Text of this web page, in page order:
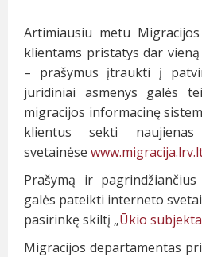
Artimiausiu metu
klientams pristatys dar
– prašymus įtraukti į
juridiniai asmenys galės
migracijos informacinę
klientus sekti
svetainėse
Prašymą ir
galės pateikti interneto
pasirinkę skiltį „Ūkio
Migracijos departamentas